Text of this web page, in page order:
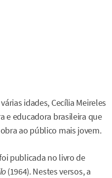
idades, Cecília Meireles
e educadora brasileira que
ao público mais jovem.
publicada no livro de
(1964). Nestes versos, a